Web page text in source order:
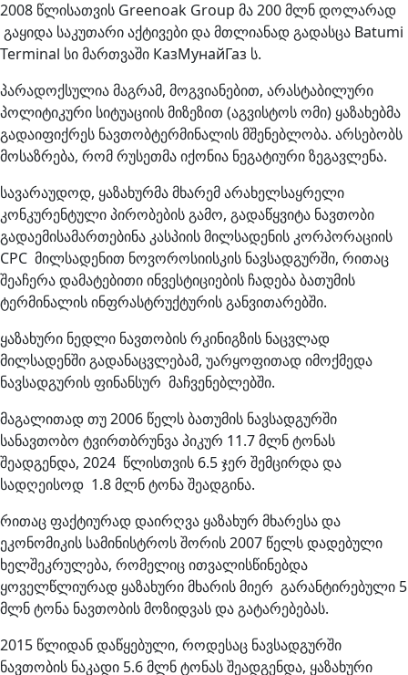
2008 წლისათვის Greenoak Group მა 200 მლნ დოლარად
გაყიდა საკუთარი აქტივები და მთლიანად გადასცა Batumi
Terminal სი მართვაში КазМунайГаз ს.
პარადოქსულია მაგრამ, მოგვიანებით, არასტაბილური
პოლიტიკური სიტუაციის მიზეზით (აგვისტოს ომი) ყაზახებმა
გადაიფიქრეს ნავთობტერმინალის მშენებლობა. არსებობს
მოსაზრება, რომ რუსეთმა იქონია ნეგატიური ზეგავლენა.
სავარაუდოდ, ყაზახურმა მხარემ არახელსაყრელი
კონკურენტული პირობების გამო, გადაწყვიტა ნავთობი
გადაემისამართებინა კასპიის მილსადენის კორპორაციის
CPC მილსადენით ნოვოროსიისკის ნავსადგურში, რითაც
შეაჩერა დამატებითი ინვესტიციების ჩადება ბათუმის
ტერმინალის ინფრასტრუქტურის განვითარებში.
ყაზახური ნედლი ნავთობის რკინიგზის ნაცვლად
მილსადენში გადანაცვლებამ, უარყოფითად იმოქმედა
ნავსადგურის ფინანსურ მაჩვენებლებში.
მაგალითად თუ 2006 წელს ბათუმის ნავსადგურში
სანავთობო ტვირთბრუნვა პიკურ 11.7 მლნ ტონას
შეადგენდა, 2024 წლისთვის 6.5 ჯერ შემცირდა და
სადღეისოდ 1.8 მლნ ტონა შეადგინა.
რითაც ფაქტიურად დაირღვა ყაზახურ მხარესა და
ეკონომიკის სამინისტროს შორის 2007 წელს დადებული
ხელშეკრულება, რომელიც ითვალისწინებდა
ყოველწლიურად ყაზახური მხარის მიერ გარანტირებული 5
მლნ ტონა ნავთობის მოზიდვას და გატარებებას.
2015 წლიდან დაწყებული, როდესაც ნავსადგურში
ნავთობის ნაკადი 5.6 მლნ ტონას შეადგენდა, ყაზახური